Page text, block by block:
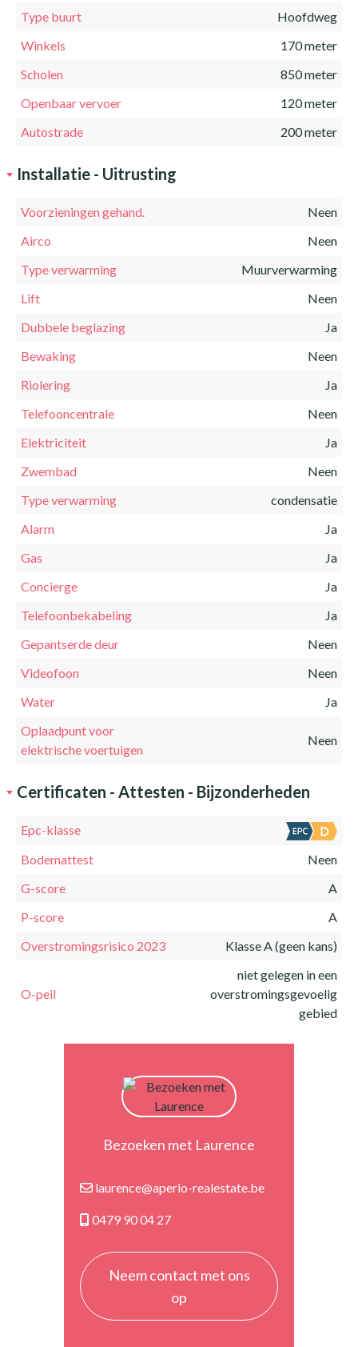
Type buurt
Hoofdweg
Winkels
170 meter
Scholen
850 meter
Openbaar vervoer
120 meter
Autostrade
200 meter
Installatie - Uitrusting
Voorzieningen gehand.
Neen
Airco
Neen
Type verwarming
Muurverwarming
Lift
Neen
Dubbele beglazing
Ja
Bewaking
Neen
Riolering
Ja
Telefooncentrale
Neen
Elektriciteit
Ja
Zwembad
Neen
Type verwarming
condensatie
Alarm
Ja
Gas
Ja
Concierge
Ja
Telefoonbekabeling
Ja
Gepantserde deur
Neen
Videofoon
Neen
Water
Ja
Oplaadpunt voor
elektrische voertuigen
Neen
Certificaten - Attesten - Bijzonderheden
Epc-klasse
Bodemattest
Neen
G-score
A
P-score
A
Overstromingsrisico 2023
Klasse A (geen kans)
O-peil
niet gelegen in een
overstromingsgevoelig
gebied
Bezoeken met Laurence
laurence@aperio-realestate.be
0479 90 04 27
Neem contact met ons
op